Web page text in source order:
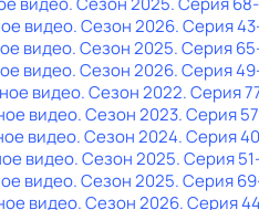
видео. Сезон 2026. Серия
видео. Сезон 2025. Серия
видео. Сезон 2026. Серия
видео. Сезон 2022. Серия
видео. Сезон 2023. Серия
видео. Сезон 2024. Серия
видео. Сезон 2025. Серия
видео. Сезон 2025. Серия
видео. Сезон 2026. Серия